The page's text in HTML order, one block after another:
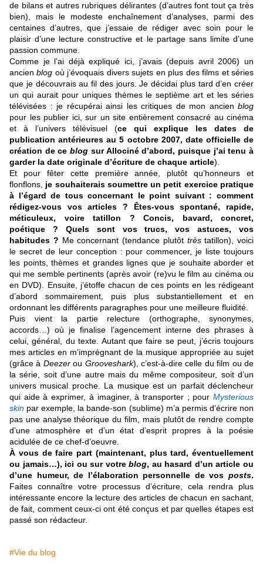
de bilans et autres rubriques délirantes (d’autres font tout ça très
bien), mais le modeste enchaînement d’analyses, parmi des
centaines d’autres, que j’essaie de rédiger avec soin pour le
plaisir d’une lecture constructive et le partage sans limite d’une
passion commune.
Comme je l’ai déjà expliqué ici, j’avais (depuis avril 2006) un
ancienblog où j’évoquais divers sujets en plus des films et séries
que je découvrais au fil des jours. Je décidai plus tard d’en créer
un qui aurait pour uniques thèmes le septième art et les séries
télévisées : je récupérai ainsi les critiques de mon ancien blog
pour les publier ici, sur un site entièrement consacré au cinéma
et à l’univers télévisuel (ce qui explique les dates de
publication antérieures au 5 octobre 2007, date officielle de
création de ceblog sur Allociné d’abord, puisque j’ai tenu à
garder la date originale d’écriture de chaque article).
Et pour fêter cette première année, plutôt qu’honneurs et
flonflons, je souhaiterais soumettre un petit exercice pratique
à l’égard de tous concernant le point suivant : comment
rédigez-vous vos articles ? Êtes-vous spontané, rapide,
méticuleux, voire tatillon ? Concis, bavard, concret,
poétique ? Quels sont vos trucs, vos astuces, vos
habitudes ? Me concernant (tendance plutôt trèstatillon), voici
le secret de leur conception : pour commencer, je liste toujours
les points, thèmes et grandes lignes que je souhaite aborder et
qui me semble pertinents (après avoir (re)vu le film au cinéma ou
en DVD). Ensuite, j’étoffe chacun de ces points en les rédigeant
d’abord sommairement, puis plus substantiellement et en
ordonnant les différents paragraphes pour une meilleure fluidité.
Puis vient la partie relecture (orthographe, synonymes,
accords…) où je finalise l’agencement interne des phrases à
celui, général, du texte. Autant que faire se peut, j’écris toujours
mes articles en m’imprégnant de la musique appropriée au sujet
(grâce à Deezerou Grooveshark), c’est-à-dire celle du film ou de
la série, soit d’une autre mais du même compositeur, soit d’un
univers musical proche. La musique est un parfait déclencheur
qui aide à exprimer, à imaginer, à transporter ; pour Mysterious
skin par exemple, la bande-son (sublime) m’a permis d’écrire non
pas une analyse théorique du film, mais plutôt de rendre compte
d’une atmosphère et d’un état d’esprit propres à la poésie
acidulée de ce chef-d’oeuvre.
À vous de faire part (maintenant, plus tard, éventuellement
ou jamais…), ici ou sur votreblog, au hasard d’un article ou
d’une humeur, de l’élaboration personnelle de vos posts.
Faites connaître votre processus d’écriture, cela rendra plus
intéressante encore la lecture des articles de chacun en sachant,
de fait, comment ceux-ci ont été conçus et par quelles étapes est
passé son rédacteur.
#Vie du blog